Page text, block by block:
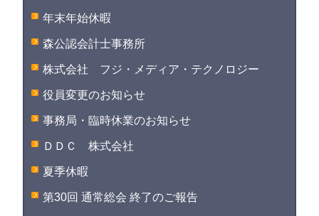
年末年始休暇
森公認会計士事務所
株式会社 フジ・メディア・テクノロジー
役員変更のお知らせ
事務局・臨時休業のお知らせ
ＤＤＣ 株式会社
夏季休暇
第30回 通常総会 終了のご報告